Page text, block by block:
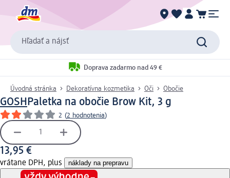
Hľadať a nájsť
Doprava zadarmo nad 49 €
Úvodná stránka Dekoratívna kozmetika Oči Obočie
GOSH Paletka na obočie Brow Kit, 3 g
2 (2 hodnotenia)
13,95 €
vrátane DPH, plus náklady na prepravu